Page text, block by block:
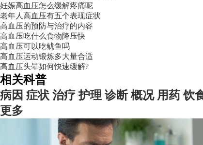
妊娠高血压怎么缓解疼痛呢
老年人高血压有五个表现症状
高血压的预防与治疗的内容
高血压吃什么食物降压快
高血压可以吃鱿鱼吗
高血压运动锻炼多大量合适
高血压头晕如何快速缓解?
相关科普
病因 症状 治疗 护理 诊断 概况 用药 饮
更多